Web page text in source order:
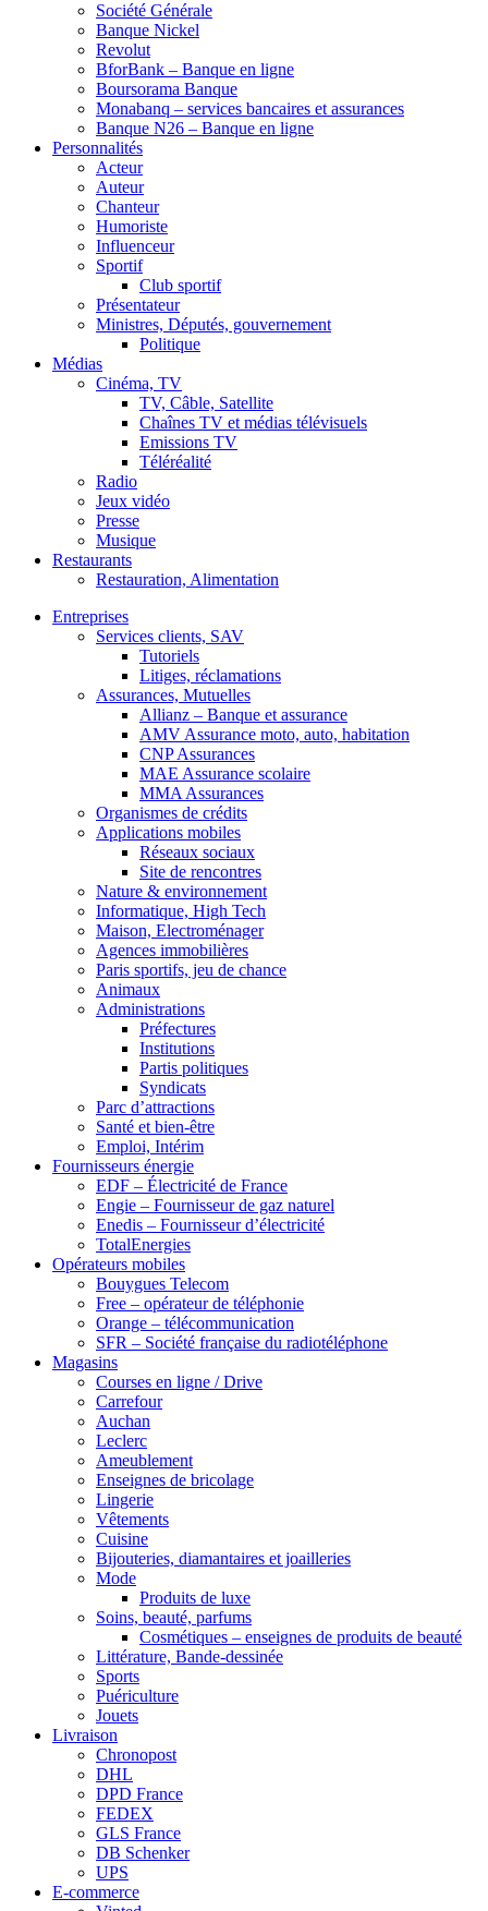
Société Générale
Banque Nickel
Revolut
BforBank – Banque en ligne
Boursorama Banque
Monabanq – services bancaires et assurances
Banque N26 – Banque en ligne
Personnalités
Acteur
Auteur
Chanteur
Humoriste
Influenceur
Sportif
Club sportif
Présentateur
Ministres, Députés, gouvernement
Politique
Médias
Cinéma, TV
TV, Câble, Satellite
Chaînes TV et médias télévisuels
Emissions TV
Téléréalité
Radio
Jeux vidéo
Presse
Musique
Restaurants
Restauration, Alimentation
Entreprises
Services clients, SAV
Tutoriels
Litiges, réclamations
Assurances, Mutuelles
Allianz – Banque et assurance
AMV Assurance moto, auto, habitation
CNP Assurances
MAE Assurance scolaire
MMA Assurances
Organismes de crédits
Applications mobiles
Réseaux sociaux
Site de rencontres
Nature & environnement
Informatique, High Tech
Maison, Electroménager
Agences immobilières
Paris sportifs, jeu de chance
Animaux
Administrations
Préfectures
Institutions
Partis politiques
Syndicats
Parc d’attractions
Santé et bien-être
Emploi, Intérim
Fournisseurs énergie
EDF – Électricité de France
Engie – Fournisseur de gaz naturel
Enedis – Fournisseur d’électricité
TotalEnergies
Opérateurs mobiles
Bouygues Telecom
Free – opérateur de téléphonie
Orange – télécommunication
SFR – Société française du radiotéléphone
Magasins
Courses en ligne / Drive
Carrefour
Auchan
Leclerc
Ameublement
Enseignes de bricolage
Lingerie
Vêtements
Cuisine
Bijouteries, diamantaires et joailleries
Mode
Produits de luxe
Soins, beauté, parfums
Cosmétiques – enseignes de produits de beauté
Littérature, Bande-dessinée
Sports
Puériculture
Jouets
Livraison
Chronopost
DHL
DPD France
FEDEX
GLS France
DB Schenker
UPS
E-commerce